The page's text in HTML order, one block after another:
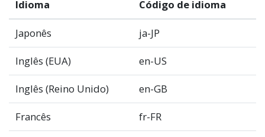
Idioma Código de idioma
Japonês ja-JP
Inglês (EUA) en-US
Inglês (Reino Unido) en-GB
Francês fr-FR